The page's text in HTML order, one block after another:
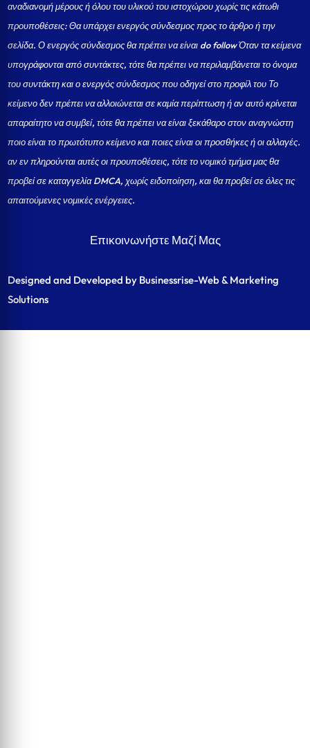
αναδιανομή μέρους ή όλου του υλικού του ιστοχώρου χωρίς τις κάτωθι
προυποθέσεις: Θα υπάρχει ενεργός σύνδεσμος προς το άρθρο ή την
σελίδα.Ο ενεργός σύνδεσμος θα πρέπει να είναι do follow Όταν τα κείμενα
υπογράφονται από συντάκτες, τότε θα πρέπει να περιλαμβάνεται το όνομα
του συντάκτη και ο ενεργός σύνδεσμος που οδηγεί στο προφίλ του Το
κείμενο δεν πρέπει να αλλοιώνεται σε καμία περίπτωση ή αν αυτό κρίνεται
απαραίτητο να συμβεί, τότε θα πρέπει να είναι ξεκάθαρο στον αναγνώστη
ποιο είναι το πρωτότυπο κείμενο και ποιες είναι οι προσθήκες ή οι αλλαγές.
αν εν πληρούνται αυτές οι προυποθέσεις, τότε το νομικό τμήμα μας θα
προβεί σε καταγγελία DMCA, χωρίς ειδοποίηση, και θα προβεί σε όλες τις
απαιτούμενες νομικές ενέργειες.
Επικοινωνήστε Μαζί Μας
Designed and Developed by Businessrise-Web & Marketing
Solutions